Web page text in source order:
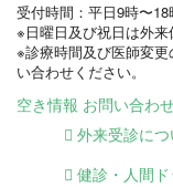
受付時間：平日9時〜
※日曜日及び祝日は外来
※診療時間及び医師変
い合わせください。
空き情報 お問い合わ
外来受診につ
健診・人間ド